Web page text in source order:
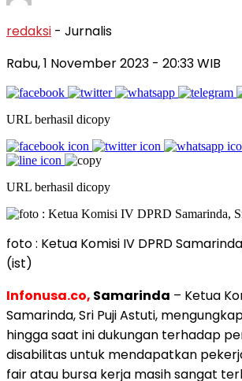
redaksi - Jurnalis
Rabu, 1 November 2023 - 20:33 WIB
URL berhasil dicopy
URL berhasil dicopy
foto : Ketua Komisi IV DPRD
(ist)
Infonusa.co, Samarinda – Ketua
Samarinda, Sri Puji Astuti,
hingga saat ini dukungan terhadap
disabilitas untuk mendapatkan
fair atau bursa kerja masih sangat